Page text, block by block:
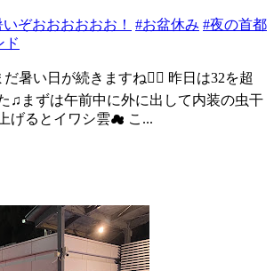
ぞおおおおおお！ #お盆休み #夜の首都
ド
だ暑い日が続きますね😮‍💨 昨日は32を超
♫まずは午前中に外に出して内装の虫干
げるとイワシ雲☁ こ...